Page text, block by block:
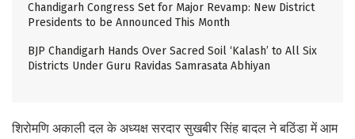
Chandigarh Congress Set for Major Revamp: New District
Presidents to be Announced This Month
BJP Chandigarh Hands Over Sacred Soil ‘Kalash’ to All Six
Districts Under Guru Ravidas Samrasata Abhiyan
शिरोमणि अकाली दल के अध्यक्ष सरदार सुखबीर सिंह बादल ने बठिंडा में आम